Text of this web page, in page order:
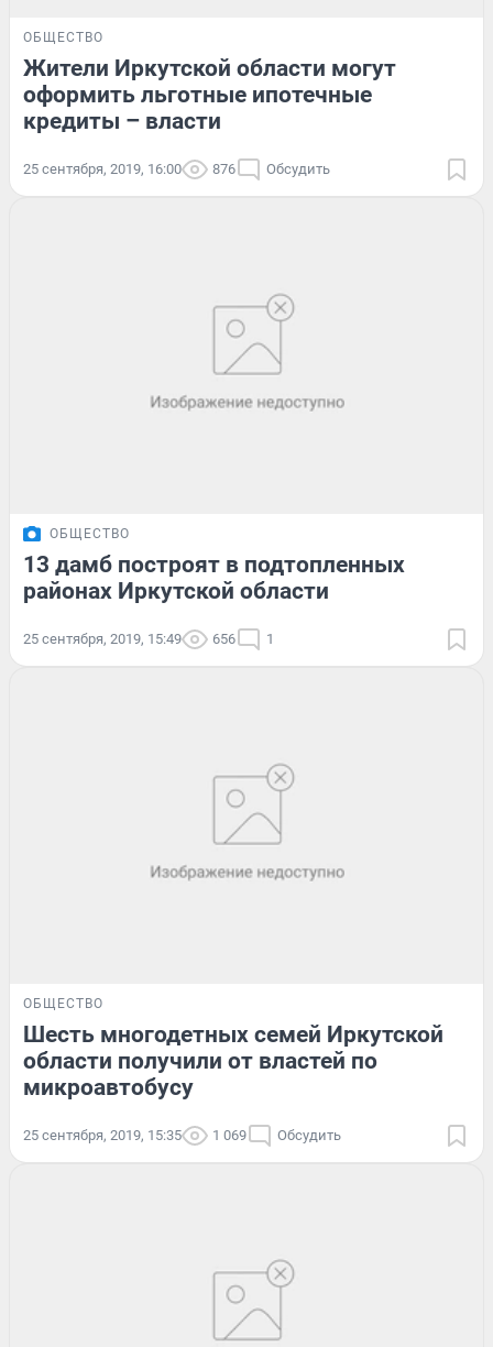
ОБЩЕСТВО
Жители Иркутской области могут
оформить льготные ипотечные
кредиты – власти
25 сентября, 2019, 16:00 876 Обсудить
ОБЩЕСТВО
13 дамб построят в подтопленных
районах Иркутской области
25 сентября, 2019, 15:49 656 1
ОБЩЕСТВО
Шесть многодетных семей Иркутской
области получили от властей по
микроавтобусу
25 сентября, 2019, 15:35 1 069 Обсудить